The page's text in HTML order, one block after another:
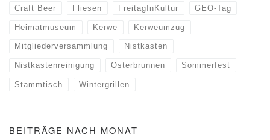
Craft Beer Fliesen FreitagInKultur GEO-Tag
Heimatmuseum Kerwe Kerweumzug
Mitgliederversammlung Nistkasten
Nistkastenreinigung Osterbrunnen Sommerfest
Stammtisch Wintergrillen
BEITRÄGE NACH MONAT